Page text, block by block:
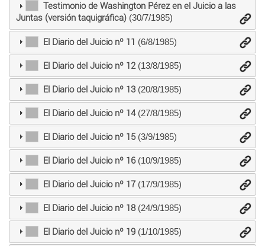
Testimonio de Washington Pérez en el Juicio a las
Juntas (versión taquigráfica)(30/7/1985)
El Diario del Juicio nº 11 (6/8/1985)
El Diario del Juicio nº 12(13/8/1985)
El Diario del Juicio nº 13(20/8/1985)
El Diario del Juicio nº 14(27/8/1985)
El Diario del Juicio nº 15(3/9/1985)
El Diario del Juicio nº 16(10/9/1985)
El Diario del Juicio nº 17(17/9/1985)
El Diario del Juicio nº 18(24/9/1985)
El Diario del Juicio nº 19(1/10/1985)